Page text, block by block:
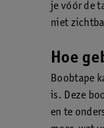
je vóór de
niet
Hoe
Boobtape
is. Deze
en te